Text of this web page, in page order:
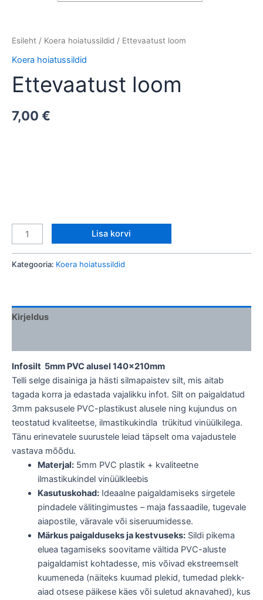
Esileht / Koera hoiatussildid / Ettevaatust loom
Koera hoiatussildid
Ettevaatust loom
7,00 €
Lisa korvi
Kategooria: Koera hoiatussildid
Kirjeldus
Infosilt 5mm PVC alusel 140x210mm
Telli selge disainiga ja hästi silmapaistev silt, mis aitab
tagada korra ja edastada vajalikku infot. Silt on paigaldatud
3mm paksusele PVC-plastikust alusele ning kujundus on
teostatud kvaliteetse, ilmastikukindla trükitud vinüülkilega.
Tänu erinevatele suurustele leiad täpselt oma vajadustele
vastava mõõdu.
Materjal:5mm PVC plastik + kvaliteetne
ilmastikukindel vinüülkleebis
Kasutuskohad:Ideaalne paigaldamiseks sirgetele
pindadele välitingimustes – maja fassaadile, tugevale
aiapostile, väravale või siseruumidesse.
Märkus paigalduseks ja kestvuseks:Sildi pikema
eluea tagamiseks soovitame vältida PVC-aluste
paigaldamist kohtadesse, mis võivad ekstreemselt
kuumeneda (näiteks kuumad plekid, tumedad plekk-
aiad otsese päikese käes või suletud aknavahed), kus